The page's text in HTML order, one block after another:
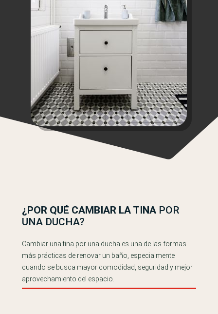
¿POR QUÉ CAMBIAR LA TINAPOR
UNA DUCHA?
Cambiar una tina por una ducha es una de las formas
más prácticas de renovar un baño, especialmente
cuando se busca mayor comodidad, seguridad y mejor
aprovechamiento del espacio.